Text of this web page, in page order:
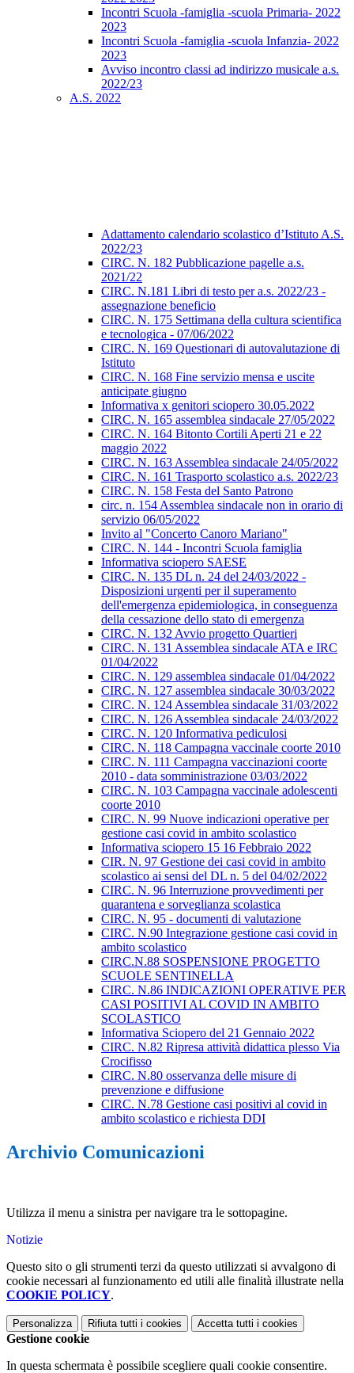
Incontri Scuola -famiglia -scuola Primaria- 2022
2023
Incontri Scuola -famiglia -scuola Infanzia- 2022
2023
Avviso incontro classi ad indirizzo musicale a.s.
2022/23
A.S. 2022
Adattamento calendario scolastico d’Istituto A.S.
2022/23
CIRC. N. 182 Pubblicazione pagelle a.s.
2021/22
CIRC. N.181 Libri di testo per a.s. 2022/23 -
assegnazione beneficio
CIRC. N. 175 Settimana della cultura scientifica
e tecnologica - 07/06/2022
CIRC. N. 169 Questionari di autovalutazione di
Istituto
CIRC. N. 168 Fine servizio mensa e uscite
anticipate giugno
Informativa x genitori sciopero 30.05.2022
CIRC. N. 165 assemblea sindacale 27/05/2022
CIRC. N. 164 Bitonto Cortili Aperti 21 e 22
maggio 2022
CIRC. N. 163 Assemblea sindacale 24/05/2022
CIRC. N. 161 Trasporto scolastico a.s. 2022/23
CIRC. N. 158 Festa del Santo Patrono
circ. n. 154 Assemblea sindacale non in orario di
servizio 06/05/2022
Invito al "Concerto Canoro Mariano"
CIRC. N. 144 - Incontri Scuola famiglia
Informativa sciopero SAESE
CIRC. N. 135 DL n. 24 del 24/03/2022 -
Disposizioni urgenti per il superamento
dell'emergenza epidemiologica, in conseguenza
della cessazione dello stato di emergenza
CIRC. N. 132 Avvio progetto Quartieri
CIRC. N. 131 Assemblea sindacale ATA e IRC
01/04/2022
CIRC. N. 129 assemblea sindacale 01/04/2022
CIRC. N. 127 assemblea sindacale 30/03/2022
CIRC. N. 124 Assemblea sindacale 31/03/2022
CIRC. N. 126 Assemblea sindacale 24/03/2022
CIRC. N. 120 Informativa pediculosi
CIRC. N. 118 Campagna vaccinale coorte 2010
CIRC. N. 111 Campagna vaccinazioni coorte
2010 - data somministrazione 03/03/2022
CIRC. N. 103 Campagna vaccinale adolescenti
coorte 2010
CIRC. N. 99 Nuove indicazioni operative per
gestione casi covid in ambito scolastico
Informativa sciopero 15 16 Febbraio 2022
CIR. N. 97 Gestione dei casi covid in ambito
scolastico ai sensi del DL n. 5 del 04/02/2022
CIRC. N. 96 Interruzione provvedimenti per
quarantena e sorveglianza scolastica
CIRC. N. 95 - documenti di valutazione
CIRC. N.90 Integrazione gestione casi covid in
ambito scolastico
CIRC.N.88 SOSPENSIONE PROGETTO
SCUOLE SENTINELLA
CIRC. N.86 INDICAZIONI OPERATIVE PER
CASI POSITIVI AL COVID IN AMBITO
SCOLASTICO
Informativa Sciopero del 21 Gennaio 2022
CIRC. N.82 Ripresa attività didattica plesso Via
Crocifisso
CIRC. N.80 osservanza delle misure di
prevenzione e diffusione
CIRC. N.78 Gestione casi positivi al covid in
ambito scolastico e richiesta DDI
Archivio Comunicazioni
Utilizza il menu a sinistra per navigare tra le sottopagine.
Notizie
Questo sito o gli strumenti terzi da questo utilizzati si avvalgono di
cookie necessari al funzionamento ed utili alle finalità illustrate nella
COOKIE POLICY.
Personalizza Rifiuta tutti i cookies Accetta tutti i cookies
Gestione cookie
In questa schermata è possibile scegliere quali cookie consentire.